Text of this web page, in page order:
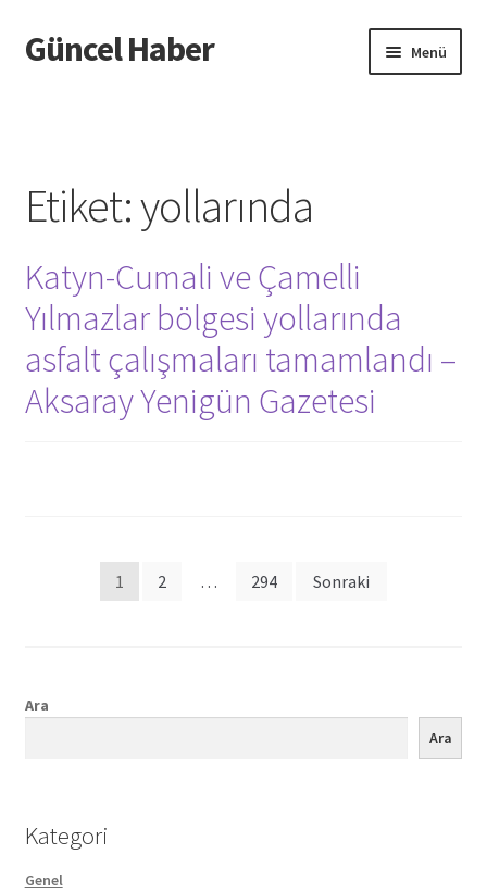
Dolaşıma
geç
İçeriğe
geç
Güncel Haber Menü
Etiket:yollarında
Katyn-Cumali ve Çamelli
Yılmazlar bölgesi yollarında
asfalt çalışmaları tamamlandı –
Aksaray Yenigün Gazetesi
1 2 … 294 Sonraki
Ara
Ara
Kategori
Genel